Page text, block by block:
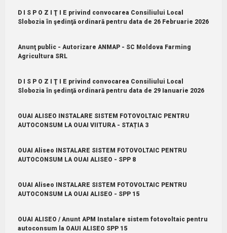
D I S P O Z I Ţ I E privind convocarea Consiliului Local
Slobozia în şedinţă ordinară pentru data de 26 Februarie 2026
Anunţ public - Autorizare ANMAP - SC Moldova Farming
Agricultura SRL
D I S P O Z I Ţ I E privind convocarea Consiliului Local
Slobozia în şedinţă ordinară pentru data de 29 Ianuarie 2026
OUAI ALISEO INSTALARE SISTEM FOTOVOLTAIC PENTRU
AUTOCONSUM LA OUAI VIITURA - STAȚIA 3
OUAI Aliseo INSTALARE SISTEM FOTOVOLTAIC PENTRU
AUTOCONSUM LA OUAI ALISEO - SPP 8
OUAI Aliseo INSTALARE SISTEM FOTOVOLTAIC PENTRU
AUTOCONSUM LA OUAI ALISEO - SPP 15
OUAI ALISEO / Anunt APM Instalare sistem fotovoltaic pentru
autoconsum la OAUI ALISEO SPP 15